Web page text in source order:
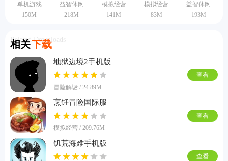
单机游戏
150M
益智休闲
218M
模拟经营
141M
模拟经营
83M
益智休闲
193M
相关下载
Related Downloads
地狱边境2手机版
冒险解谜 / 24.89M
查看
烹饪冒险国际服
模拟经营 / 209.76M
查看
饥荒海难手机版
查看